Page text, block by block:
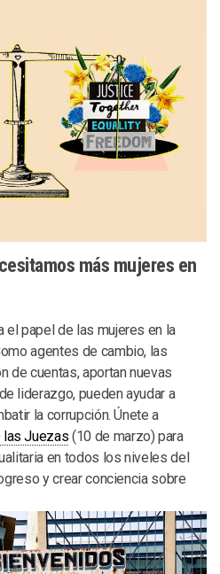
más mujeres en
el papel de las mujeres en la
agentes de cambio, las
de cuentas, aportan nuevas
liderazgo, pueden ayudar a
la corrupción. Únete a
las Juezas (10 de marzo) para
en todos los niveles del
y crear conciencia sobre